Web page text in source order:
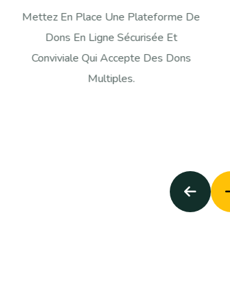
Mettez En Place Une
Dons En Ligne Sécurisée
Conviviale Qui Accepte Des
aux pauvres